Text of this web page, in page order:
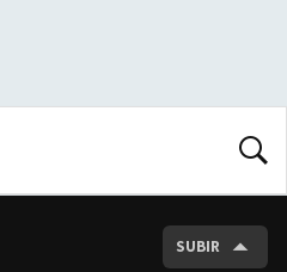
SUBIR